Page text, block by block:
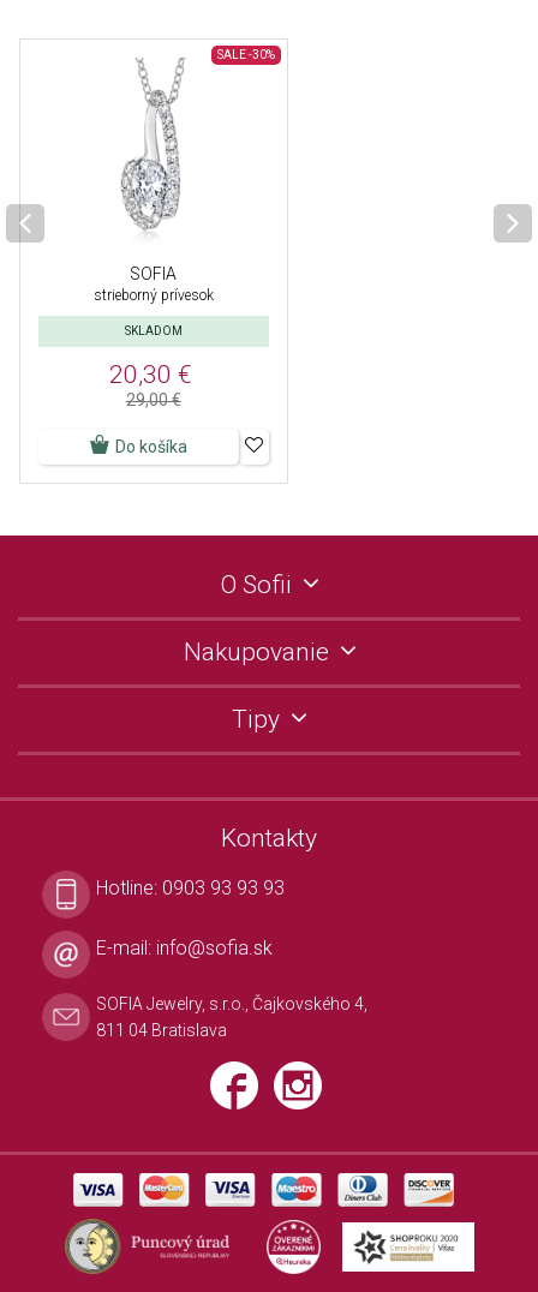
SALE -30%
SOFIA
strieborný prívesok
SKLADOM
20,30 €
29,00 €
Do košíka
O Sofii
Nakupovanie
Tipy
Kontakty
Hotline: 0903 93 93 93
E-mail: info@sofia.sk
SOFIA Jewelry, s.r.o., Čajkovského 4,
811 04 Bratislava